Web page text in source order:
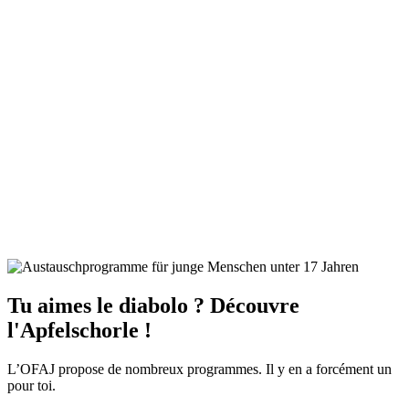
Tu aimes le diabolo ? Découvre
l'Apfelschorle !
L’OFAJ propose de nombreux programmes. Il y en a forcément un
pour toi.